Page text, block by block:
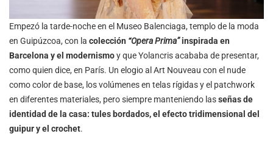
Empezó la tarde-noche en el Museo Balenciaga, templo de la moda
en Guipúzcoa, con la colección “Opera Prima”inspirada en
Barcelona y el modernismoy que Yolancris acababa de presentar,
como quien dice, en París. Un elogio al Art Nouveau con el nude
como color de base, los volúmenes en telas rígidas y el patchwork
en diferentes materiales, pero siempre manteniendo lasseñas de
identidad de la casa: tules bordados, el efecto tridimensional del
guipur y el crochet.